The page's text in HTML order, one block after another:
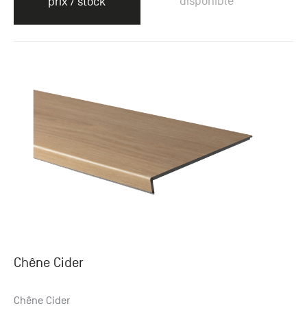
Chêne Cider
Chêne Cider